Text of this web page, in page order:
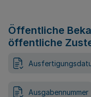
Öffentliche
öffentliche
Ausgabennummer